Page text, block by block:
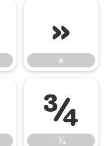
»
»
¾
¾